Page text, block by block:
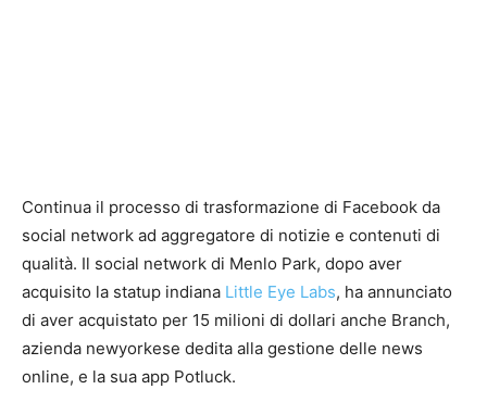
Continua il processo di trasformazione di Facebook da
social network ad aggregatore di notizie e contenuti di
qualità. Il social network di Menlo Park, dopo aver
acquisito la statup indiana Little Eye Labs, ha annunciato
di aver acquistato per 15 milioni di dollari anche Branch,
azienda newyorkese dedita alla gestione delle news
online, e la sua app Potluck.